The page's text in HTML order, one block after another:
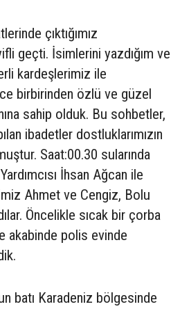
çıktığımız
geçti. İsimlerini yazdığım ve
kardeşlerimiz ile
birbirinden özlü ve güzel
sahip olduk. Bu sohbetler,
ibadetler dostluklarımızın
Saat:00.30 sularında
İhsan Ağcan ile
Ahmet ve Cengiz, Bolu
Öncelikle sıcak bir çorba
akabinde polis evinde
batı Karadeniz bölgesinde